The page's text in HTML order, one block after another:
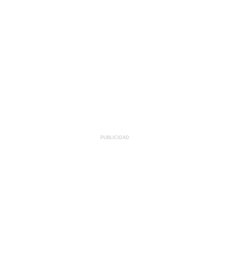
PUBLICIDAD